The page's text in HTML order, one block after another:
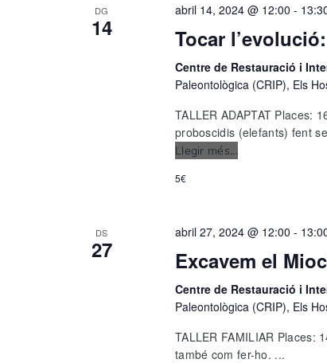
DG
14
abril 14, 2024 @ 12:00 -
Tocar
Centre de Restauració i
Paleontològica (CRIP), Els
TALLER ADAPTAT Places:
proboscidis (elefants) fent
Llegir més...
la
funció
5€
DS
27
abril 27, 2024 @ 12:00 -
Excavem el
Centre de Restauració i
Paleontològica (CRIP), Els
TALLER FAMILIAR Places:
també com fer-ho. ...